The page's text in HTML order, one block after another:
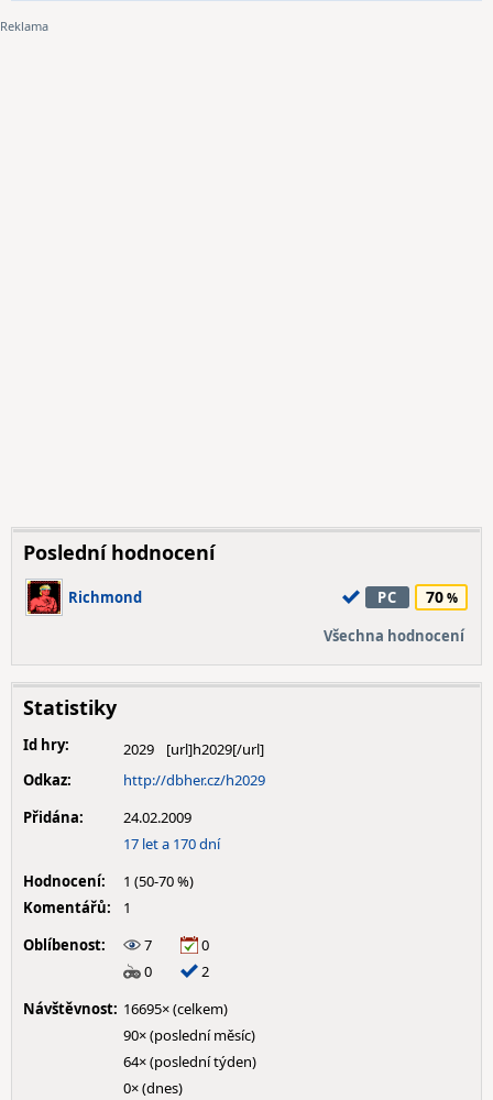
Poslední hodnocení
Richmond PC 70
Všechna hodnocení
Statistiky
Id hry:
2029
Odkaz:
http://dbher.cz/h2029
Přidána:
24.02.2009
17 let a 170 dní
Hodnocení:
1 (50-70 %)
Komentářů:
1
Oblíbenost:
7
0
0
2
Návštěvnost: 16695× (celkem)
90× (poslední měsíc)
64× (poslední týden)
0× (dnes)